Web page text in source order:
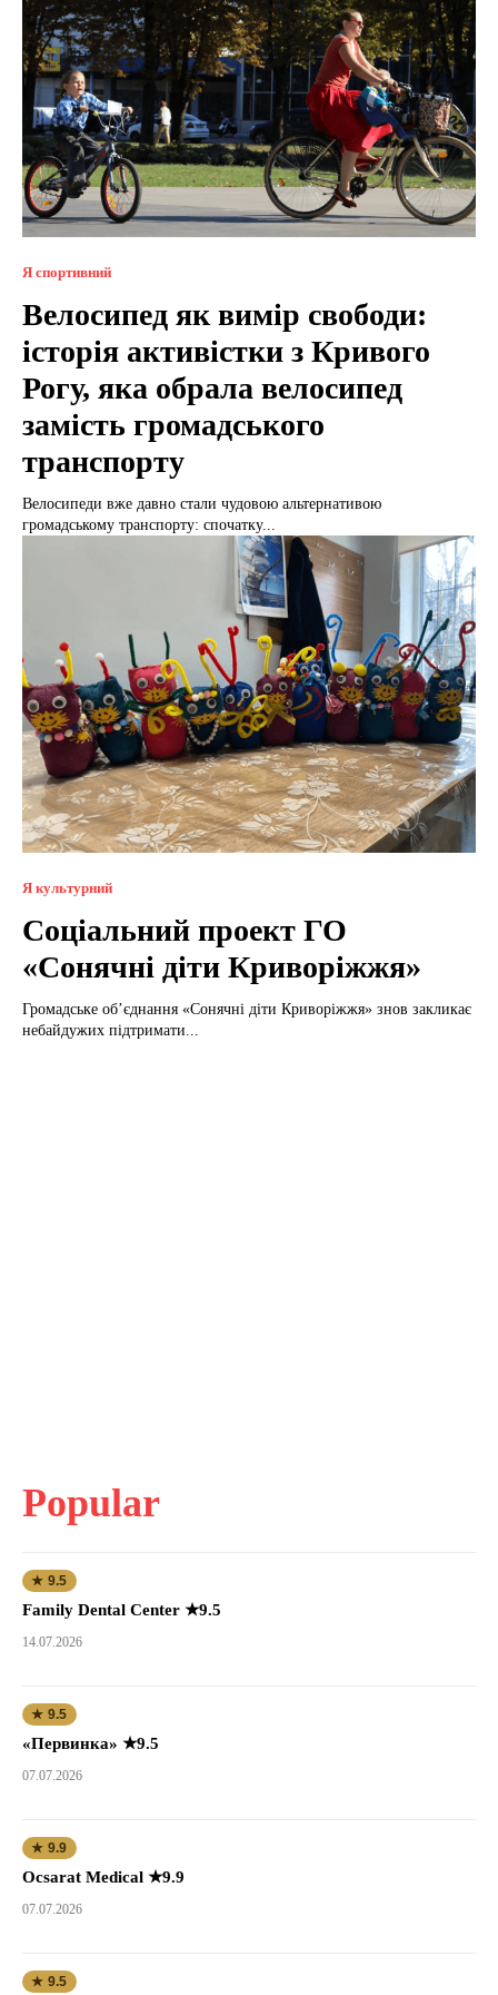
Я спортивний
Велосипед як вимір свободи:
історія активістки з Кривого
Рогу, яка обрала велосипед
замість громадського
транспорту
Велосипеди вже давно стали чудовою альтернативою
громадському транспорту: спочатку...
Я культурний
Соціальний проект ГО
«Сонячні діти Криворіжжя»
Громадське об’єднання «Сонячні діти Криворіжжя» знов закликає
небайдужих підтримати...
Popular
★ 9.5
Family Dental Center ★9.5
14.07.2026
★ 9.5
«Первинка» ★9.5
07.07.2026
★ 9.9
Ocsarat Medical ★9.9
07.07.2026
★ 9.5